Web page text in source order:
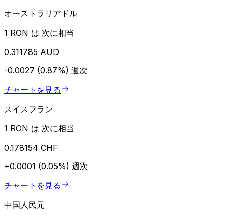
オーストラリアドル
1 RON は 次に相当
0.311785 AUD
-0.0027 (0.87%) 週次
チャートを見る
スイスフラン
1 RON は 次に相当
0.178154 CHF
+0.0001 (0.05%) 週次
チャートを見る
中国人民元